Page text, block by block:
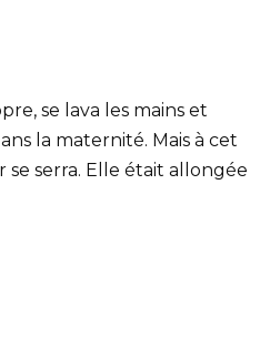
se lava les mains et
la maternité. Mais à cet
serra. Elle était allongée